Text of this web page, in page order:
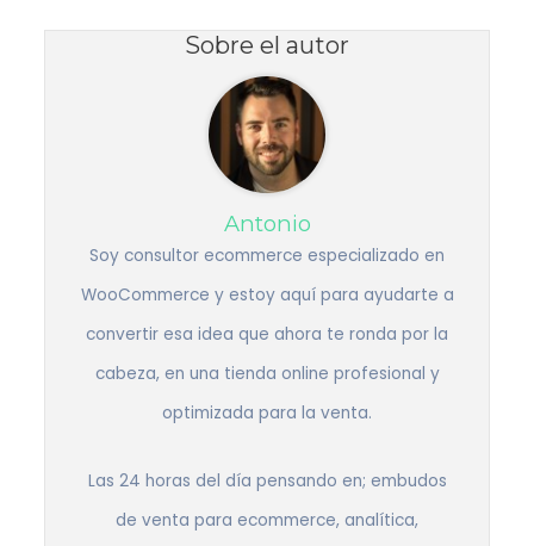
Sobre el autor
Antonio
Soy consultor ecommerce especializado en
WooCommerce y estoy aquí para ayudarte a
convertir esa idea que ahora te ronda por la
cabeza, en una tienda online profesional y
optimizada para la venta.
Las 24 horas del día pensando en; embudos
de venta para ecommerce, analítica,